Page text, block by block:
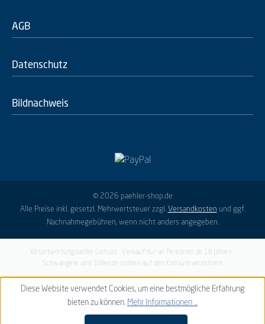
AGB
Datenschutz
Bildnachweis
© 2026 paehler-shop.de
Alle Preise inkl. gesetzl. Mehrwertsteuer zzgl. Versandkosten und ggf.
Nachnahmegebühren, wenn nicht anders angegeben.
Verantwortungsvoller Genuss · Verkauf nur an Personen ab 18 Jahren ·
Schwangere und Stillende sollten auf den Konsum verzichten
Diese Website verwendet Cookies, um eine bestmögliche Erfahrung
bieten zu können. Mehr Informationen ...